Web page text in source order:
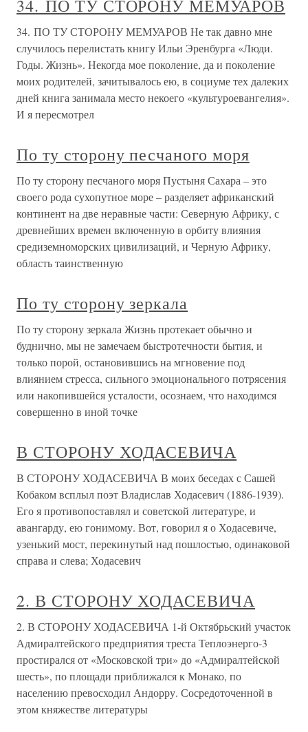
34. ПО ТУ СТОРОНУ МЕМУАРОВ
34. ПО ТУ СТОРОНУ МЕМУАРОВ Не так давно мне
случилось перелистать книгу Ильи Эренбурга «Люди.
Годы. Жизнь». Некогда мое поколение, да и поколение
моих родителей, зачитывалось ею, в социуме тех далеких
дней книга занимала место некоего «культуроевангелия».
И я пересмотрел
По ту сторону песчаного моря
По ту сторону песчаного моря Пустыня Сахара – это
своего рода сухопутное море – разделяет африканский
континент на две неравные части: Северную Африку, с
древнейших времен включенную в орбиту влияния
средиземноморских цивилизаций, и Черную Африку,
область таинственную
По ту сторону зеркала
По ту сторону зеркала Жизнь протекает обычно и
буднично, мы не замечаем быстротечности бытия, и
только порой, остановившись на мгновение под
влиянием стресса, сильного эмоционального потрясения
или накопившейся усталости, осознаем, что находимся
совершенно в иной точке
В СТОРОНУ ХОДАСЕВИЧА
В СТОРОНУ ХОДАСЕВИЧА В моих беседах с Сашей
Кобаком всплыл поэт Владислав Ходасевич (1886-1939).
Его я противопоставлял и советской литературе, и
авангарду, ею гонимому. Вот, говорил я о Ходасевиче,
узенький мост, перекинутый над пошлостью, одинаковой
справа и слева; Ходасевич
2. В СТОРОНУ ХОДАСЕВИЧА
2. В СТОРОНУ ХОДАСЕВИЧА 1-й Октябрьский участок
Адмиралтейского предприятия треста Теплоэнерго-3
простирался от «Московской три» до «Адмиралтейской
шесть», по площади приближался к Монако, по
населению превосходил Андорру. Сосредоточенной в
этом княжестве литературы